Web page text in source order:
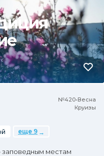
№420•Весна
Круизы
еще 9
заповедным местам